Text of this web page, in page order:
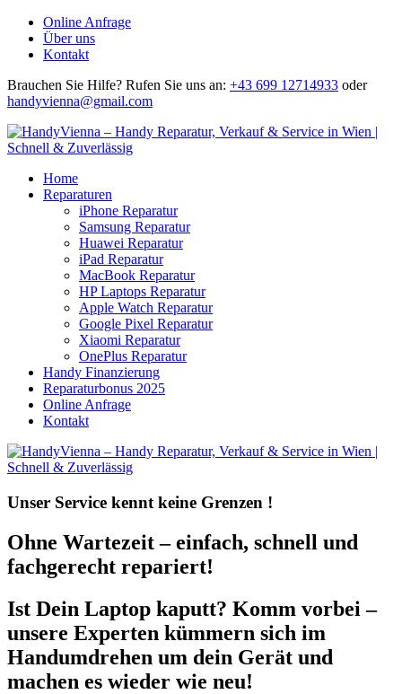
Online Anfrage
Über uns
Kontakt
Brauchen Sie Hilfe? Rufen Sie uns an: +43 699 12714933 oder
handyvienna@gmail.com
Home
Reparaturen
iPhone Reparatur
Samsung Reparatur
Huawei Reparatur
iPad Reparatur
MacBook Reparatur
HP Laptops Reparatur
Apple Watch Reparatur
Google Pixel Reparatur
Xiaomi Reparatur
OnePlus Reparatur
Handy Finanzierung
Reparaturbonus 2025
Online Anfrage
Kontakt
Unser Service kennt keine Grenzen !
Ohne Wartezeit – einfach, schnell und
fachgerecht repariert!
Ist Dein Laptop kaputt? Komm vorbei –
unsere Experten kümmern sich im
Handumdrehen um dein Gerät und
machen es wieder wie neu!